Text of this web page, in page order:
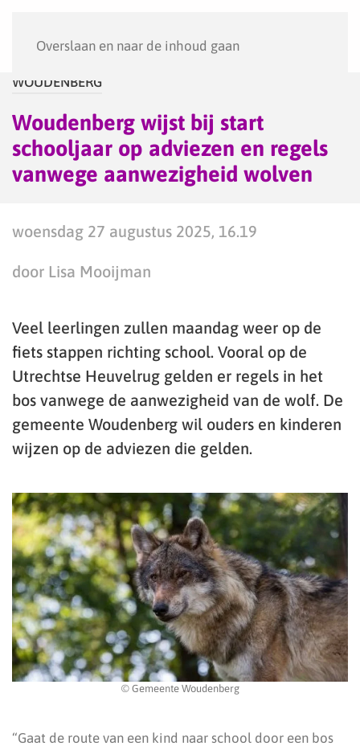
Overslaan en naar de inhoud gaan
WOUDENBERG
Woudenberg wijst bij start
schooljaar op adviezen en regels
vanwege aanwezigheid wolven
woensdag 27 augustus 2025, 16.19
door Lisa Mooijman
Veel leerlingen zullen maandag weer op de
fiets stappen richting school. Vooral op de
Utrechtse Heuvelrug gelden er regels in het
bos vanwege de aanwezigheid van de wolf. De
gemeente Woudenberg wil ouders en kinderen
wijzen op de adviezen die gelden.
© Gemeente Woudenberg
“Gaat de route van een kind naar school door een bos